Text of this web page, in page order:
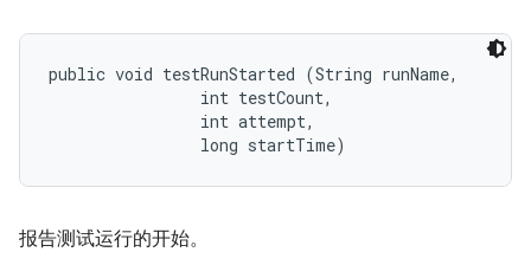
public void testRunStarted (String runName,
                int testCount,
                int attempt,
                long startTime)
报告测试运行的开始。